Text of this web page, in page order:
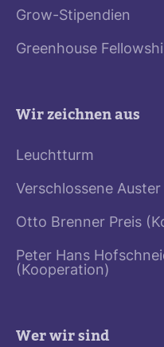
Grow-Stipendien
Greenhouse
Wir zeichnen aus
Leuchtturm
Verschlossene Auster
Otto Brenner Preis
Peter Hans
(Kooperation)
Wer wir sind